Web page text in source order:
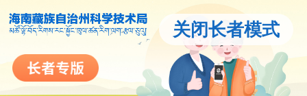
关闭长者模式